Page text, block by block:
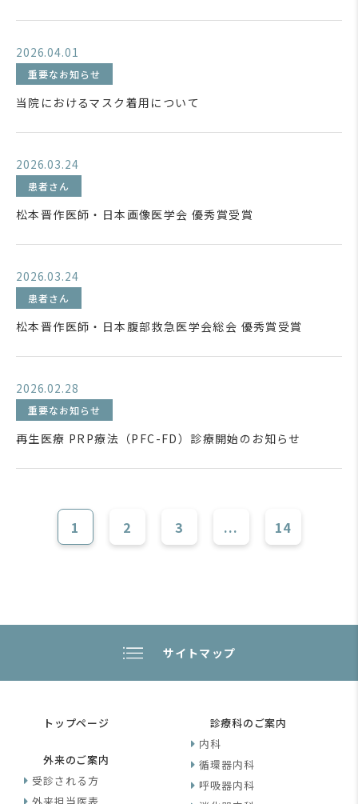
2026.04.01
重要なお知らせ
当院におけるマスク着用について
2026.03.24
患者さん
松本晋作医師・日本画像医学会 優秀賞受賞
2026.03.24
患者さん
松本晋作医師・日本腹部救急医学会総会 優秀賞受賞
2026.02.28
重要なお知らせ
再生医療 PRP療法（PFC-FD）診療開始のお知らせ
1 2 3 ... 14
サイトマップ
トップページ
外来のご案内
受診される方
診療科のご案内
内科
循環器内科
呼吸器内科